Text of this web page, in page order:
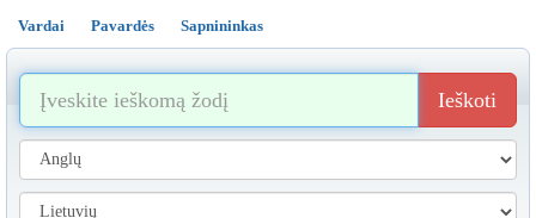
Vardai Pavardės Sapnininkas
Ieškoti